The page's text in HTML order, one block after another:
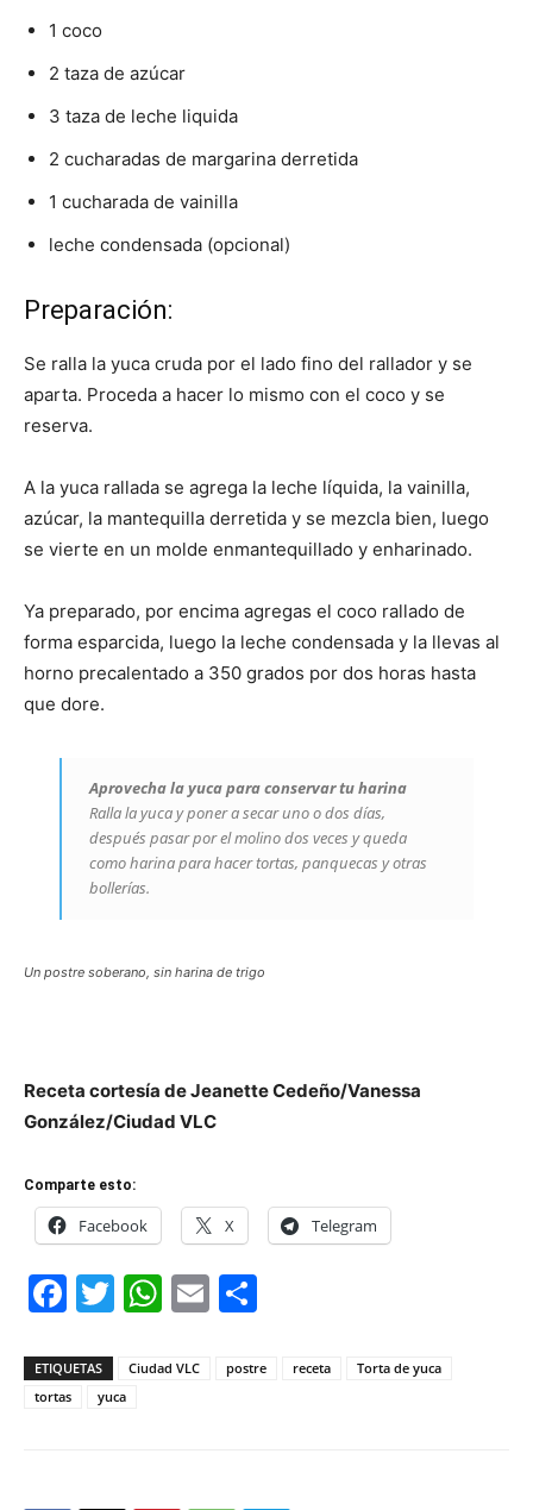
1 coco
2 taza de azúcar
3 taza de leche liquida
2 cucharadas de margarina derretida
1 cucharada de vainilla
leche condensada (opcional)
Preparación:
Se ralla la yuca cruda por el lado fino del rallador y se
aparta. Proceda a hacer lo mismo con el coco y se
reserva.
A la yuca rallada se agrega la leche líquida, la vainilla,
azúcar, la mantequilla derretida y se mezcla bien, luego
se vierte en un molde enmantequillado y enharinado.
Ya preparado, por encima agregas el coco rallado de
forma esparcida, luego la leche condensada y la llevas al
horno precalentado a 350 grados por dos horas hasta
que dore.
Aprovecha la yuca para conservar tu harina
Ralla la yuca y poner a secar uno o dos días,
después pasar por el molino dos veces y queda
como harina para hacer tortas, panquecas y otras
bollerías.
Un postre soberano, sin harina de trigo
Receta cortesía de Jeanette Cedeño/Vanessa
González/Ciudad VLC
Comparte esto:
Facebook X Telegram
Facebook
Twitter
WhatsApp
Email
ETIQUETAS Ciudad VLC postre receta
Torta de yuca
tortas
yuca